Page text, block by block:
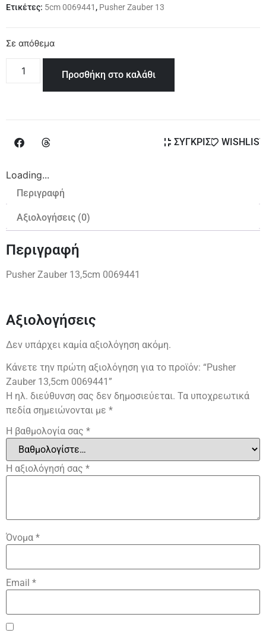
Ετικέτες: 5cm 0069441 , Pusher Zauber 13
Σε απόθεμα
Προσθήκη στο καλάθι
ΣΥΓΚΡΙΣΗ WISHLIST
Loading...
Περιγραφή
Αξιολογήσεις (0)
Περιγραφή
Pusher Zauber 13,5cm 0069441
Αξιολογήσεις
Δεν υπάρχει καμία αξιολόγηση ακόμη.
Κάνετε την πρώτη αξιολόγηση για το προϊόν: “Pusher
Zauber 13,5cm 0069441”
Η ηλ. διεύθυνση σας δεν δημοσιεύεται. Τα υποχρεωτικά
πεδία σημειώνονται με *
Η βαθμολογία σας *
Η αξιολόγησή σας *
Όνομα *
Email *